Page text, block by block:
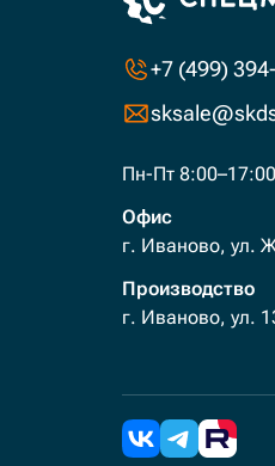
+7 (499)
Пн-Пт 8:00–17:00
Офис
г. Иваново, ул.
Производство
г. Иваново, ул.